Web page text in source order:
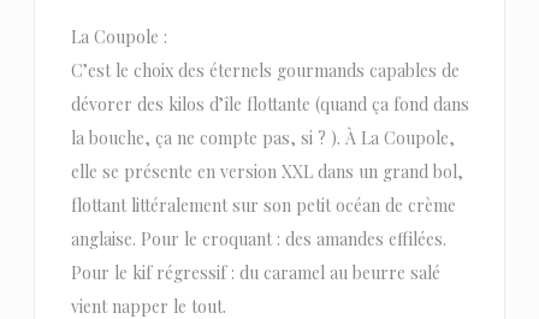
La Coupole :
C’est le choix des éternels gourmands capables de
dévorer des kilos d’île flottante (quand ça fond dans
la bouche, ça ne compte pas, si ? ). À La Coupole,
elle se présente en version XXL dans un grand bol,
flottant littéralement sur son petit océan de crème
anglaise. Pour le croquant : des amandes effilées.
Pour le kif régressif : du caramel au beurre salé
vient napper le tout.